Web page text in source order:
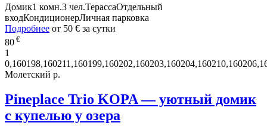
Домик1 комн.3 чел.ТерассаОтдельный
входКондиционерЛичная парковка
Подробнее от 50 € за сутки
80 €
1
Молетский р.
Pineplace Trio KOPA — уютный домик
с купелью у озера